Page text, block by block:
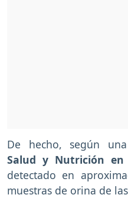
De hecho, según una
Salud y Nutrición en
detectado en
muestras de orina de